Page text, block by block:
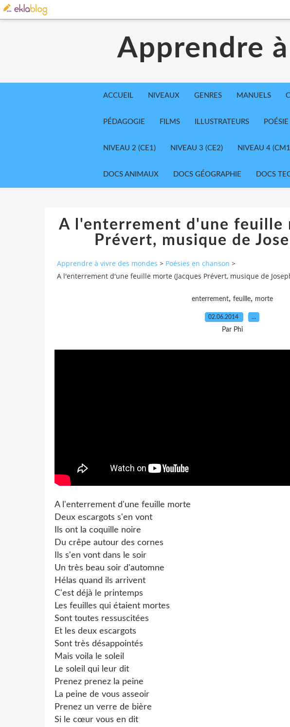
Apprendre
ACCUEIL NIVEAUX GENRES MANUELS
PÉDAGOGIE FILMS ILLUSTRATEURS POÉSIE
NIVEAU 2 (CE1) NIVEAU 3 (CE2) NIVEAU 4
DOCS ANIMAUX DOCS GÉOGRAPHIE DOCS
A l'enterrement d'une feuille
Prévert, musique de
Apprendre à vivre des mondes > Poésies en chanson >
A l'enterrement d'une feuille morte (Jacques Prévert, musique de
enterrement, feuille, morte
02.06.2014 …
Par Phi
A l'enterrement d'une feuille morte
Deux escargots s'en vont
Ils ont la coquille noire
Du crêpe autour des cornes
Ils s'en vont dans le soir
Un très beau soir d'automne
Hélas quand ils arrivent
C'est déjà le printemps
Les feuilles qui étaient mortes
Sont toutes ressuscitées
Et les deux escargots
Sont très désappointés
Mais voila le soleil
Le soleil qui leur dit
Prenez prenez la peine
La peine de vous asseoir
Prenez un verre de bière
Si le cœur vous en dit